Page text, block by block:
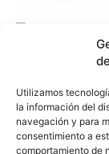
Utilizamos
la información del
navegación y para
consentimiento a
comportamiento de